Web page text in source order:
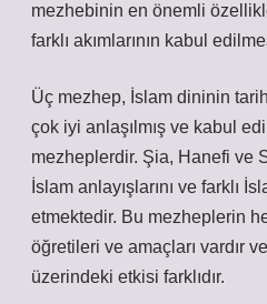
mezhebinin en önemli
farklı akımlarının kabul
Üç mezhep, İslam dininin
çok iyi anlaşılmış ve kabul
mezheplerdir. Şia, Hanefi ve
İslam anlayışlarını ve farklı
etmektedir. Bu mezheplerin
öğretileri ve amaçları vardır
üzerindeki etkisi farklıdır.